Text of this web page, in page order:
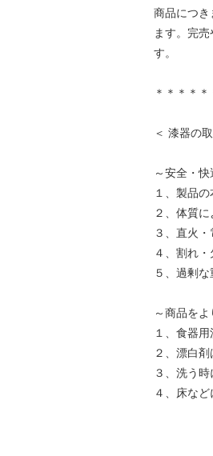
商品につき
ます。完
す。
＊＊＊＊
＜ 漆器の
～安全・
１、製品
２、体質
３、直火
４、割れ
５、過剰
～商品を
１、食器
２、漂白剤
３、洗う
４、床な